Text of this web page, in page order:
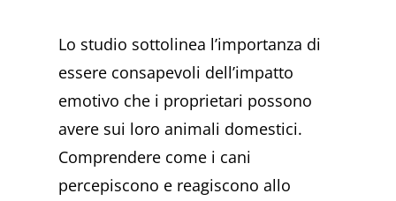
Lo studio sottolinea l’importanza di
essere consapevoli dell’impatto
emotivo che i proprietari possono
avere sui loro animali domestici.
Comprendere come i cani
percepiscono e reagiscono allo